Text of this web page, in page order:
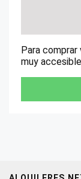
Para comprar
muy